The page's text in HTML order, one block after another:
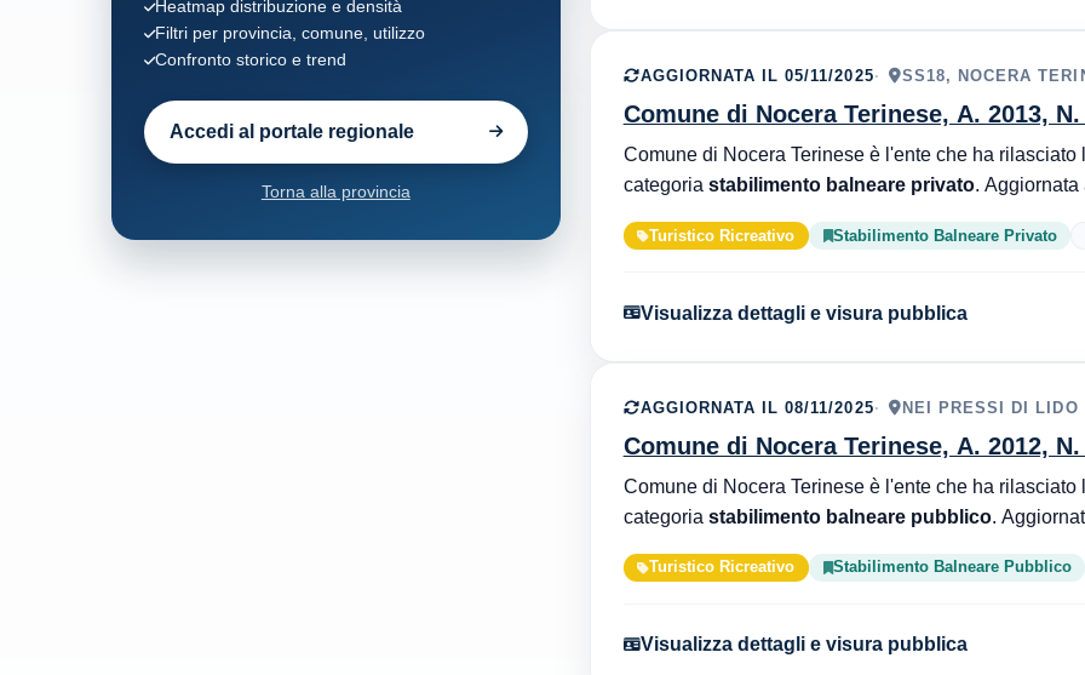
Sellia Marina
Soverato
Heatmap distribuzione e densità
Filtri per provincia, comune, utilizzo
Confronto storico e trend
Accedi al portale regionale
Torna alla provincia
AGGIORNATA IL 05/11/2025 SS18, NOCERA
Comune di Nocera Terinese, A. 2013, N.
categoria stabilimento balneare privato
Turistico Ricreativo Stabilimento Balneare Privato
Visualizza dettagli e visura pubblica
AGGIORNATA IL 08/11/2025 NEI PRESSI DI LIDO
Comune di Nocera Terinese, A. 2012, N.
categoria stabilimento balneare pubblico
Turistico Ricreativo Stabilimento Balneare Pubblico
Visualizza dettagli e visura pubblica